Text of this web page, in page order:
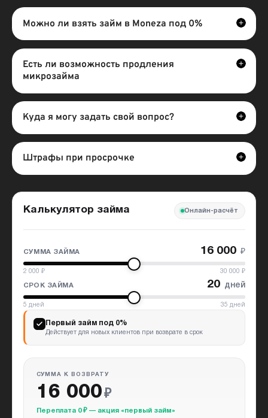
платежные
системы;
Безналичный
Можно ли взять займ в Moneza под 0%
Есть ли возможность продления
микрозайма
Куда я могу задать свой вопрос?
Штрафы при просрочке
Калькулятор займа Онлайн-расчёт
СУММА ЗАЙМА 16 000 ₽
2 000 ₽ 30 000 ₽
СРОК ЗАЙМА 20 дней
5 дней 35 дней
Первый займ под 0%
Действует для новых клиентов при возврате в срок
СУММА К ВОЗВРАТУ
16 000 ₽
Переплата 0 ₽ — акция «первый займ»